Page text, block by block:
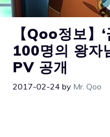
【Qoo정보】
100명의 왕자
PV 공개
2017-02-24 by Mr. Qoo